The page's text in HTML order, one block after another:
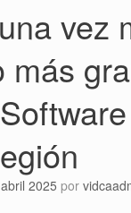
vez
más
2025 por